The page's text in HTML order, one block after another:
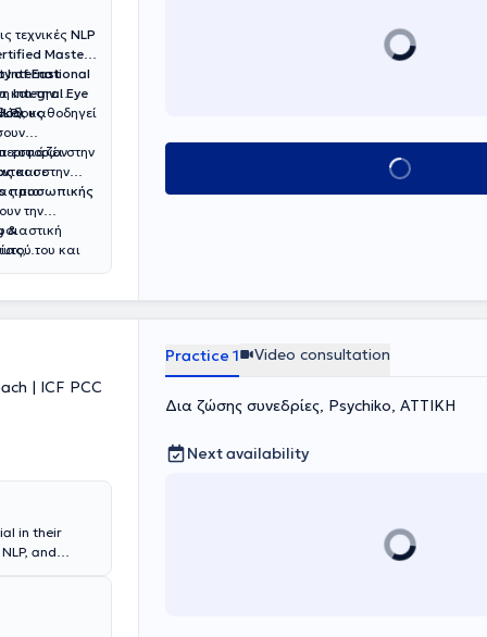
τεχνικές NLP
Master
International
Integral Eye
of East
και την
, καθοδηγεί
σε
εστιάζει στην
και στην
πιο
προσωπικής
την
του και
&
Book
| ICF PCC
in their
and
life
in
making.
Practice 1 Video consultation
Δια ζώσης συνεδρίες, Psychiko, ΑΤΤΙΚΗ
Next availability